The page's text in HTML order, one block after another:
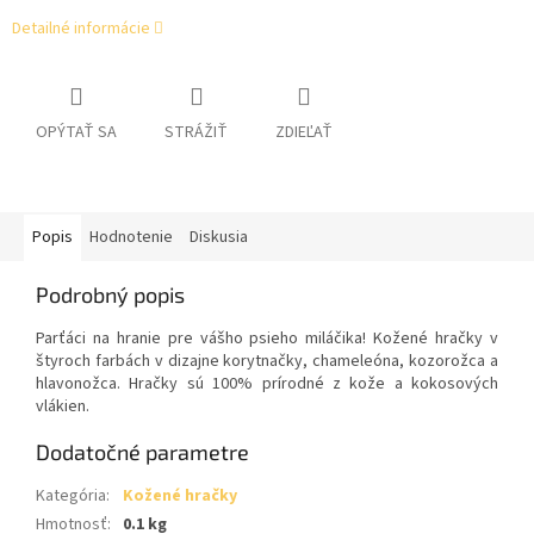
Detailné informácie
OPÝTAŤ SA STRÁŽIŤ ZDIEĽAŤ
Popis Hodnotenie Diskusia
Podrobný popis
Parťáci na hranie pre vášho psieho miláčika! Kožené hračky v
štyroch farbách v dizajne korytnačky, chameleóna, kozorožca a
hlavonožca. Hračky sú 100% prírodné z kože a kokosových
vlákien.
Dodatočné parametre
Kategória:
Kožené hračky
Hmotnosť: 0.1 kg